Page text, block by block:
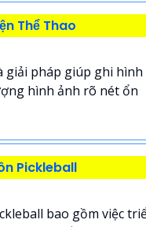
Thể Thao
giải pháp giúp ghi hình
hình ảnh rõ nét ổn
Pickleball
bao gồm việc